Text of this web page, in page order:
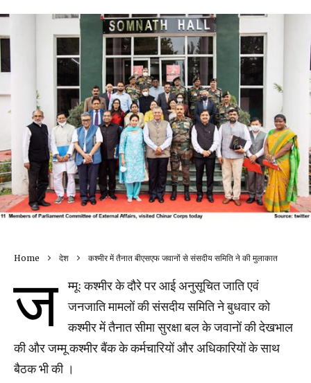
Home देश कश्मीर में तैनात बीएसएफ जवानों से संसदीय समिति ने की मुलाकात
ज
म्मूः कश्मीर के दौरे पर आई अनुसूचित जाति एवं
जनजाति मामलों की संसदीय समिति ने बुधवार को
कश्मीर में तैनात सीमा सुरक्षा बल के जवानों की देखभाल
की और जम्मू कश्मीर बैंक के कर्मचारियों और अधिकारियों के साथ
बैठक भी की ।